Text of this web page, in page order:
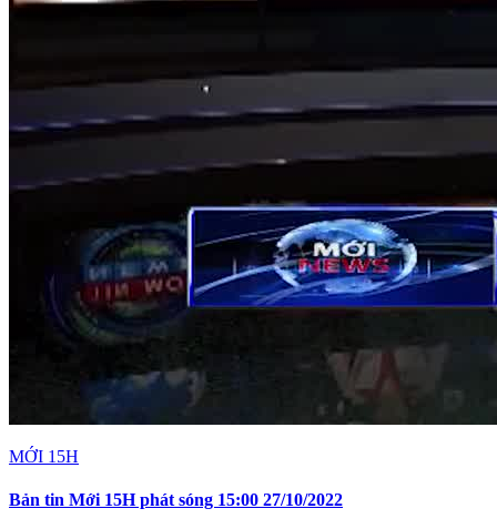
MỚI 15H
Bản tin Mới 15H phát sóng 15:00 27/10/2022